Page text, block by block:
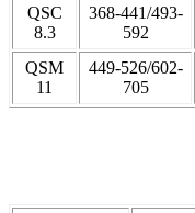
QSC
8.3
368-441/493-
592
QSM
11
449-526/602-
705